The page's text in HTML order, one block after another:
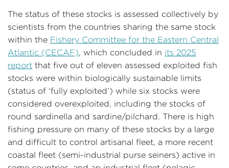
The status of these stocks is assessed collectively by
scientists from the countries sharing the same stock
within the Fishery Committee for the Eastern Central
Atlantic (CECAF), which concluded in its 2025
report that five out of eleven assessed exploited fish
stocks were within biologically sustainable limits
(status of ‘fully exploited’) while six stocks were
considered overexploited, including the stocks of
round sardinella and sardine/pilchard. There is high
fishing pressure on many of these stocks by a large
and difficult to control artisanal fleet, a more recent
coastal fleet (semi-industrial purse seiners) active in